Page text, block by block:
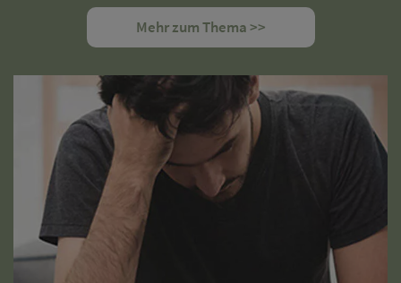
Mehr zum Thema >>